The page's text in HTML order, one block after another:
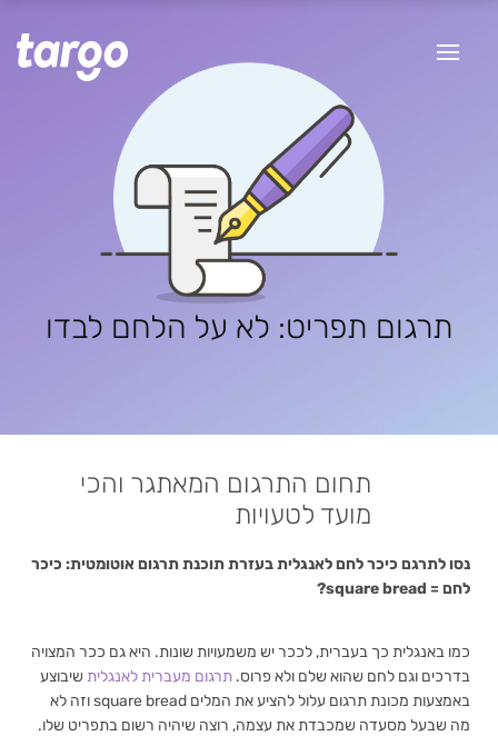
תרגום תפריט: לא על הלחם לבדו
תחום התרגום המאתגר והכי
מועד לטעויות
נסו לתרגם כיכר לחם לאנגלית בעזרת תוכנת תרגום אוטומטית: כיכר
לחם = square bread?
כמו באנגלית כך בעברית, לככר יש משמעויות שונות. היא גם ככר המצויה
בדרכים וגם לחם שהוא שלם ולא פרוס. תרגום מעברית לאנגלית שיבוצע
באמצעות מכונת תרגום עלול להציע את המלים square breadוזה לא
מה שבעל מסעדה שמכבדת את עצמה, רוצה שיהיה רשום בתפריט שלו.